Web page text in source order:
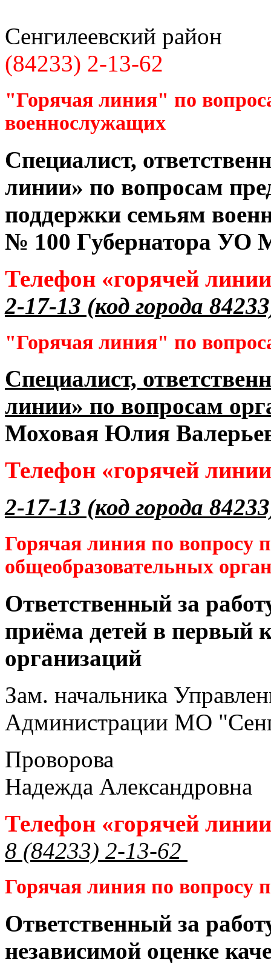
Сенгилеевский район
(84233) 2-13-62
"Горячая линия" по
военнослужащих
Специалист,
линии» по вопросам
поддержки семьям
№ 100 Губернатора УО
Телефон «горячей
2-17-13 (код города
"Горячая линия" по
Специалист,
линии» по вопросам
Моховая Юлия
Телефон «горячей
2-17-13 (код города
Горячая линия по вопросу
общеобразовательных
Ответственный за
приёма детей в первый
организаций
Зам. начальника
Администрации МО
Проворова
Надежда Александровна
Телефон «горячей
8 (84233) 2-13-62
Горячая линия по вопросу
Ответственный за
независимой оценке